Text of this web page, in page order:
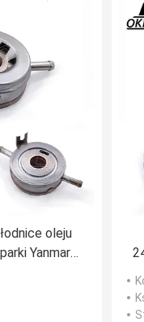
oleju
Yanmar